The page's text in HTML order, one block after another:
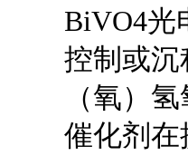
BiVO4光
控制或沉
（氧）
催化剂在